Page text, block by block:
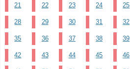
21 22 23 24 25
28 29 30 31 32
35 36 37 38 39
42 43 44 45 46